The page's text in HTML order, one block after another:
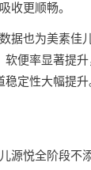
收更顺畅。
据也为美素佳
软便率显著提
稳定性大幅提
源悦全阶段不